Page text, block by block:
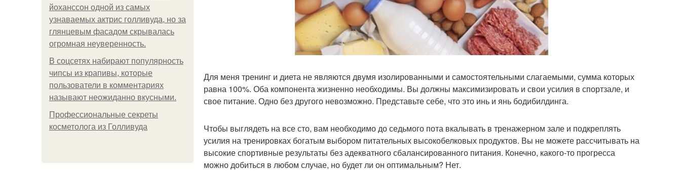
йоханссон одной из самых
узнаваемых актрис голливуда, но за
глянцевым фасадом скрывалась
огромная неуверенность.
В соцсетях набирают популярность
чипсы из крапивы, которые
пользователи в комментариях
называют неожиданно вкусными.
Профессиональные секреты
косметолога из Голливуда
Для меня тренинг и диета не являются двумя изолированными и самостоятельными слагаемыми, сумма которых
равна 100%. Оба компонента жизненно необходимы. Вы должны максимизировать и свои усилия в спортзале, и
свое питание. Одно без другого невозможно. Представьте себе, что это инь и янь бодибилдинга.
Чтобы выглядеть на все сто, вам необходимо до седьмого пота вкалывать в тренажерном зале и подкреплять
усилия на тренировках богатым выбором питательных высокобелковых продуктов. Вы не можете рассчитывать на
высокие спортивные результаты без адекватного сбалансированного питания. Конечно, какого-то прогресса
можно добиться в любом случае, но будет ли он оптимальным? Нет.